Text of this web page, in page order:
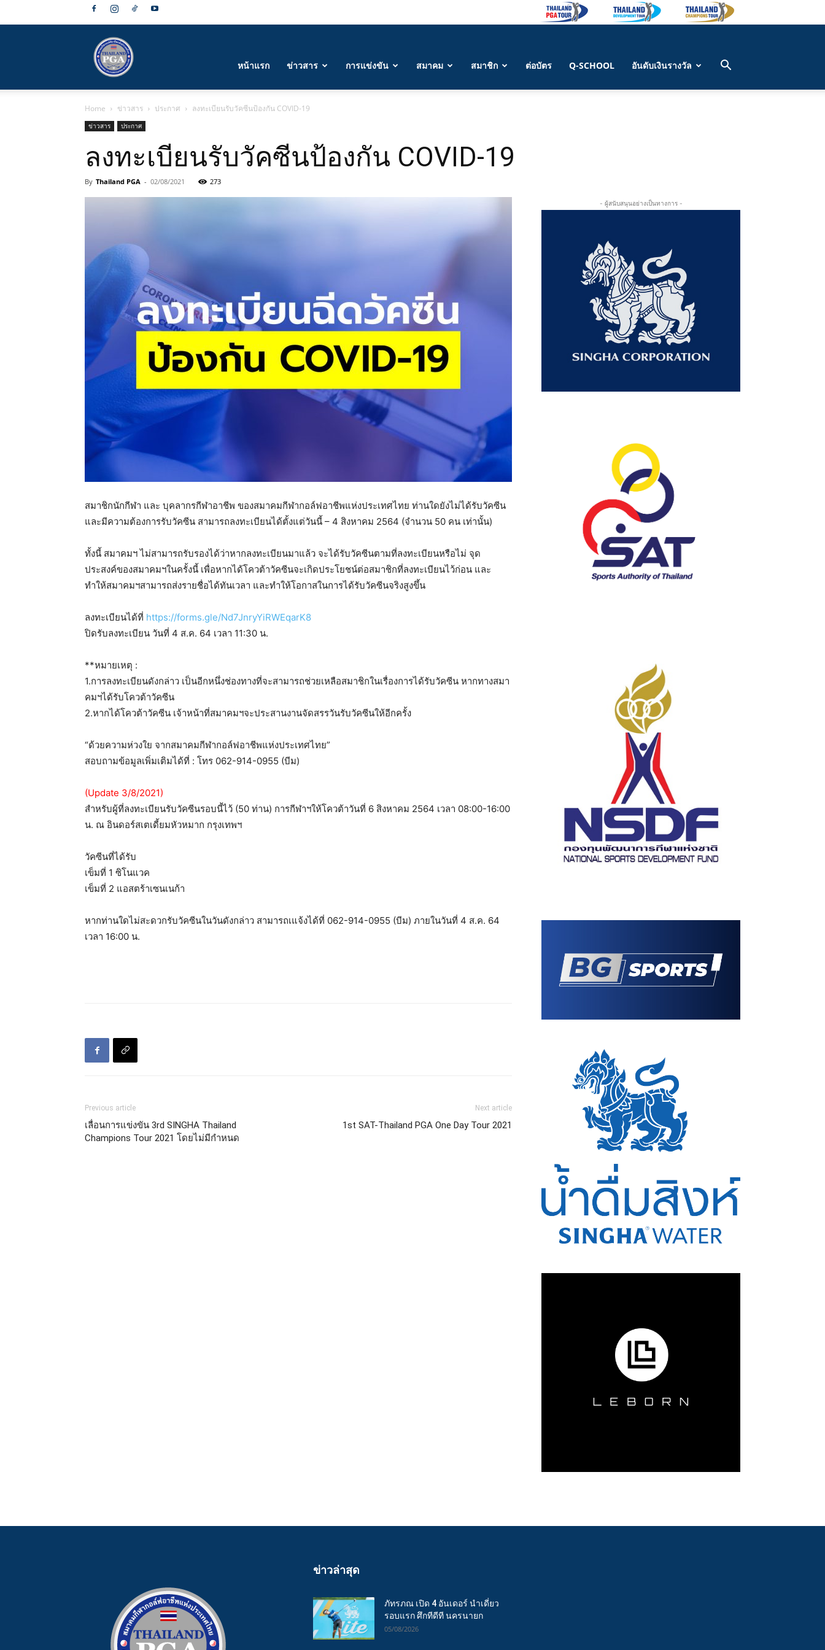
กีฬา
กอล์ฟ
อาชีพ
แห่ง
หน้าแรก ข่าวสาร การแข่งขัน สมาคม สมาชิก ต่อบัตร Q-SCHOOL อันดับเงินรางวัล
Home ข่าวสาร ประกาศ ลงทะเบียนรับวัคซีนป้องกัน COVID-19
ข่าวสาร ประกาศ
ลงทะเบียนรับวัคซีนป้องกัน COVID-19
By Thailand PGA - 02/08/2021 273
สมาชิกนักกีฬา และ บุคลากรกีฬาอาชีพ ของสมาคมกีฬากอล์ฟอาชีพแห่งประเทศไทย ท่านใดยังไม่ได้รับวัคซีน
และมีความต้องการรับวัคซีน สามารถลงทะเบียนได้ตั้งแต่วันนี้ – 4 สิงหาคม 2564 (จำนวน 50 คน เท่านั้น)
ทั้งนี้ สมาคมฯ ไม่สามารถรับรองได้ว่าหากลงทะเบียนมาแล้ว จะได้รับวัคซีนตามที่ลงทะเบียนหรือไม่ จุด
ประสงค์ของสมาคมฯในครั้งนี้ เพื่อหากได้โควต้าวัคซีนจะเกิดประโยชน์ต่อสมาชิกที่ลงทะเบียนไว้ก่อน และ
ทำให้สมาคมฯสามารถส่งรายชื่อได้ทันเวลา และทำให้โอกาสในการได้รับวัคซีนจริงสูงขึ้น
ลงทะเบียนได้ที่ https://forms.gle/Nd7JnryYiRWEqarK8
ปิดรับลงทะเบียน วันที่ 4 ส.ค. 64 เวลา 11:30 น.
**หมายเหตุ :
1.การลงทะเบียนดังกล่าว เป็นอีกหนึ่งช่องทางที่จะสามารถช่วยเหลือสมาชิกในเรื่องการได้รับวัคซีน หากทางสมา
คมฯได้รับโควต้าวัคซีน
2.หากได้โควต้าวัคซีน เจ้าหน้าที่สมาคมฯจะประสานงานจัดสรรวันรับวัคซีนให้อีกครั้ง
“ด้วยความห่วงใย จากสมาคมกีฬากอล์ฟอาชีพแห่งประเทศไทย”
สอบถามข้อมูลเพิ่มเติมได้ที่ : โทร 062-914-0955 (บีม)
(Update 3/8/2021)
สำหรับผู้ที่ลงทะเบียนรับวัคซีนรอบนี้ไว้ (50 ท่าน) การกีฬาฯให้โควต้าวันที่ 6 สิงหาคม 2564 เวลา 08:00-16:00
น. ณ อินดอร์สเตเดี้ยมหัวหมาก กรุงเทพฯ
วัคซีนที่ได้รับ
เข็มที่ 1 ซิโนแวค
เข็มที่ 2 แอสตร้าเซนเนก้า
หากท่านใดไม่สะดวกรับวัคซีนในวันดังกล่าว สามารถเแจ้งได้ที่ 062-914-0955 (บีม) ภายในวันที่ 4 ส.ค. 64
เวลา 16:00 น.
Previous article
เลื่อนการแข่งขัน 3rd SINGHA Thailand
Champions Tour 2021 โดยไม่มีกำหนด
Next article
1st SAT-Thailand PGA One Day Tour 2021
- ผู้สนับสนุนอย่างเป็นทางการ -
ข่าวล่าสุด
ภัทรภณ เปิด 4 อันเดอร์ นำเดี่ยว
รอบแรก ศึกทีดีที นครนายก
05/08/2026